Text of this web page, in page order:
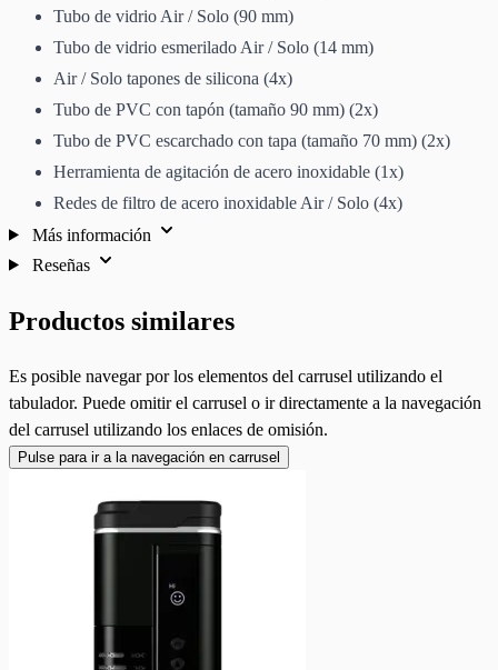
Tubo de vidrio Air / Solo (90 mm)
Tubo de vidrio esmerilado Air / Solo (14 mm)
Air / Solo tapones de silicona (4x)
Tubo de PVC con tapón (tamaño 90 mm) (2x)
Tubo de PVC escarchado con tapa (tamaño 70 mm) (2x)
Herramienta de agitación de acero inoxidable (1x)
Redes de filtro de acero inoxidable Air / Solo (4x)
Más información
Reseñas
Productos similares
Es posible navegar por los elementos del carrusel utilizando el
tabulador. Puede omitir el carrusel o ir directamente a la navegación
del carrusel utilizando los enlaces de omisión.
Pulse para ir a la navegación en carrusel